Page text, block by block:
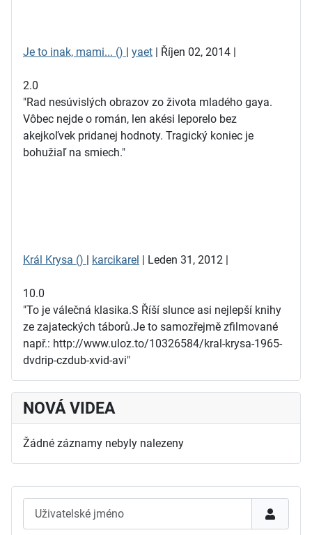
Je to inak, mami... () | yaet | Říjen 02, 2014 |
2.0
"Rad nesúvislých obrazov zo života mladého gaya.
Vôbec nejde o román, len akési leporelo bez
akejkoľvek pridanej hodnoty. Tragický koniec je
bohužiaľ na smiech."
Král Krysa () | karcikarel | Leden 31, 2012 |
10.0
"To je válečná klasika.S Říší slunce asi nejlepší knihy
ze zajateckých táborů.Je to samozřejmě zfilmované
např.: http://www.uloz.to/10326584/kral-krysa-1965-
dvdrip-czdub-xvid-avi"
NOVÁ VIDEA
Žádné záznamy nebyly nalezeny